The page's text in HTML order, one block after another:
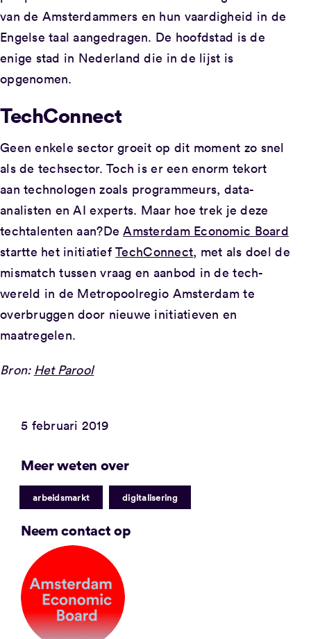
van de Amsterdammers en hun vaardigheid in de
Engelse taal aangedragen. De hoofdstad is de
enige stad in Nederland die in de lijst is
opgenomen.
TechConnect
Geen enkele sector groeit op dit moment zo snel
als de techsector. Toch is er een enorm tekort
aan technologen zoals programmeurs, data-
analisten en AI experts. Maar hoe trek je deze
techtalenten aan?DeAmsterdam Economic Board
startte het initiatiefTechConnect, met als doel de
mismatch tussen vraag en aanbod in de tech-
wereld in de Metropoolregio Amsterdam te
overbruggen door nieuwe initiatieven en
maatregelen.
Bron: Het Parool
5 februari 2019
Meer weten over
arbeidsmarkt digitalisering
Neem contact op